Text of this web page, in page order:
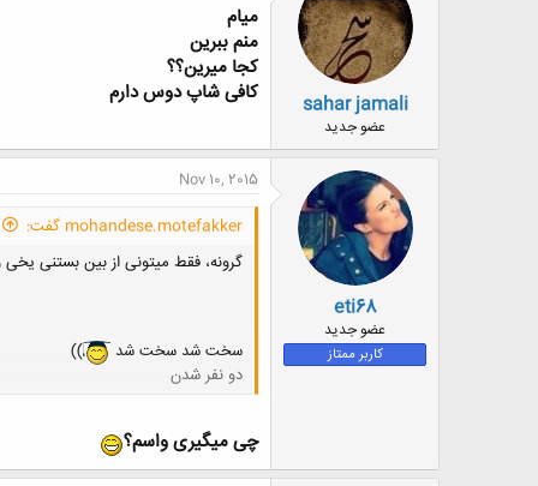
sahar jamali
عضو جدید
میام
منم ببرین
کجا میرین؟؟
کافی شاپ دوس دارم
eti68
عضو جدید
کاربر ممتاز
Nov 10, 2015
mohandese.motefakker گفت:
گرونه، فقط میتونی از بین بستنی
سخت شد سخت شد
))
دو نفر شدن
چی میگیری واسم؟